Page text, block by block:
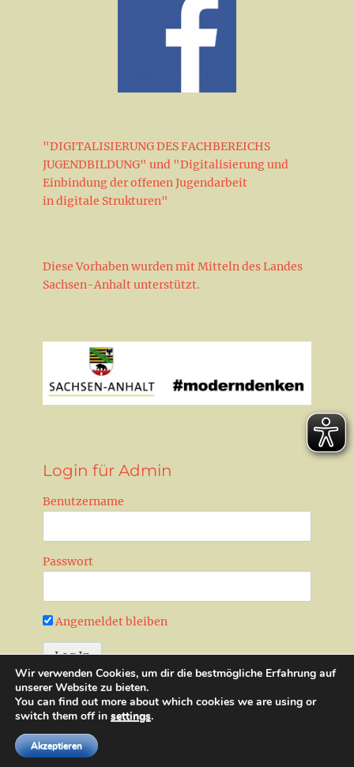
"DIGITALISIERUNG DES FACHBEREICHS
JUGENDBILDUNG" und "Digitalisierung und
Einbindung der offenen Jugendarbeit
in digitale Strukturen"
Diese Vorhaben wurden mit Mitteln des Landes
Sachsen-Anhalt unterstützt.
Login für Admin
Benutzername
Passwort
Angemeldet bleiben
Passwort zurücksetzen
Copyright © 2026
e.V.. All Rights Reserved.
Wir verwenden Cookies, um dir die bestmögliche Erfahrung auf
unserer Website zu bieten.
You can find out more about which cookies we are using or
switch them off in settings.
Akzeptieren